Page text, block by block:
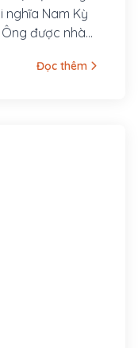
nghĩa Nam Kỳ
Ông được nhà
Đọc thêm